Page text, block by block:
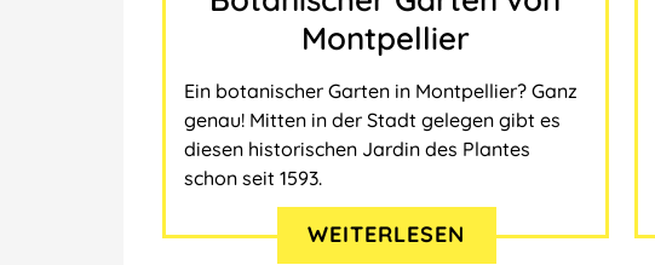
Montpellier
Ein botanischer Garten in Montpellier? Ganz
genau! Mitten in der Stadt gelegen gibt es
diesen historischen Jardin des Plantes
schon seit 1593.
WEITERLESEN